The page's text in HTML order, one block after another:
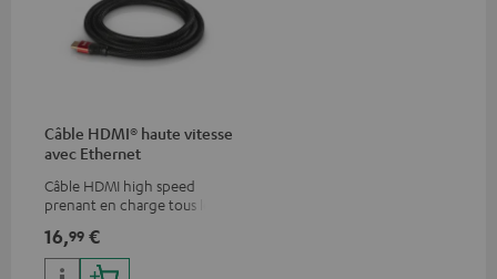
Câble HDMI® haute vitesse
avec Ethernet
Câble HDMI high speed
prenant en charge tous les
50/60p et 4K 3D
16,99 €